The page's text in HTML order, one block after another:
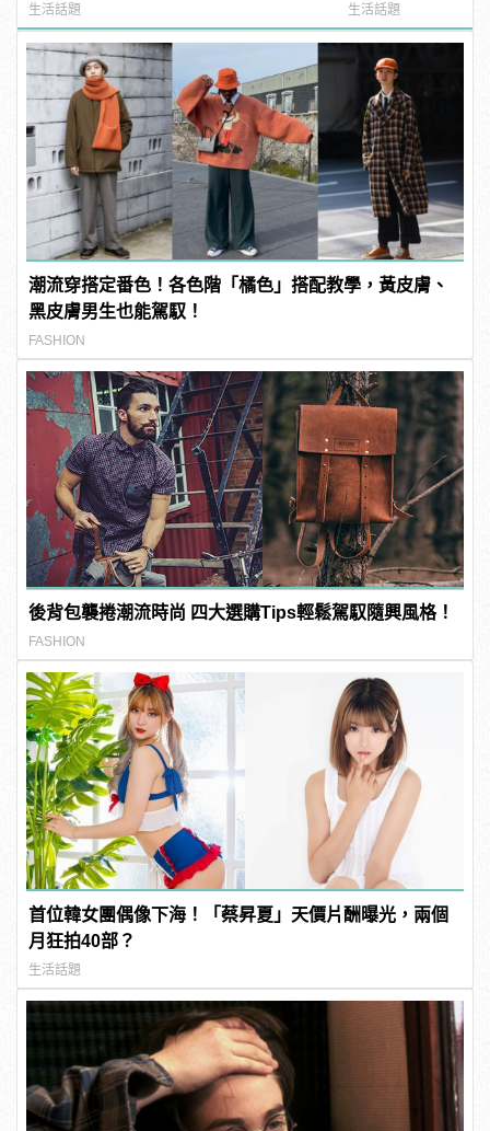
生活話題 生活話題
潮流穿搭定番色！各色階「橘色」搭配教學，黃皮膚、
黑皮膚男生也能駕馭！
FASHION
後背包襲捲潮流時尚 四大選購Tips輕鬆駕馭隨興風格！
FASHION
首位韓女團偶像下海！「蔡昇夏」天價片酬曝光，兩個
月狂拍40部？
生活話題